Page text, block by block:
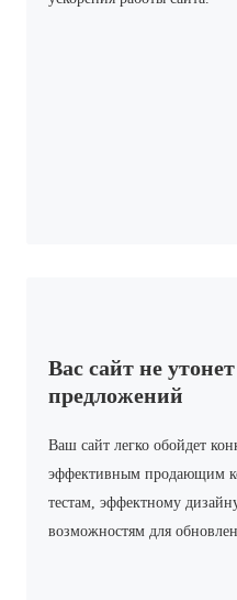
Вас сайт не
предложений
Ваш сайт легко обойдет
эффективным продающим
тестам, эффектному
возможностям для